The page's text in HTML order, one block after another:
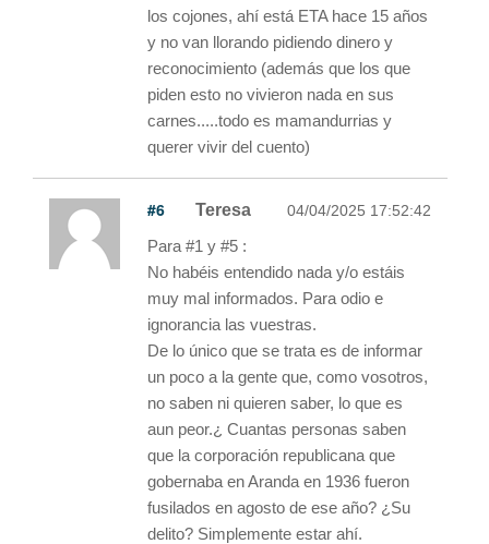
los cojones, ahí está ETA hace 15 años
y no van llorando pidiendo dinero y
reconocimiento (además que los que
piden esto no vivieron nada en sus
carnes.....todo es mamandurrias y
querer vivir del cuento)
#6 Teresa 04/04/2025 17:52:42
Para #1 y #5 :
No habéis entendido nada y/o estáis
muy mal informados. Para odio e
ignorancia las vuestras.
De lo único que se trata es de informar
un poco a la gente que, como vosotros,
no saben ni quieren saber, lo que es
aun peor.¿ Cuantas personas saben
que la corporación republicana que
gobernaba en Aranda en 1936 fueron
fusilados en agosto de ese año? ¿Su
delito? Simplemente estar ahí.